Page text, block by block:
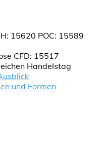
15620 POC: 15589
CFD: 15517
Handelstag
und Formen